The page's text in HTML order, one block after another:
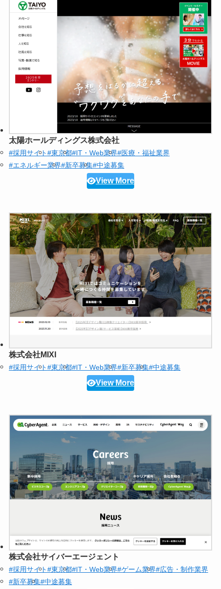
太陽ホールディングス株式会社
#採用サイト#東京都#IT・Web業界#医療・福祉業界
#エネルギー業界#新卒募集#中途募集
View More
株式会社MIXI
#採用サイト#東京都#IT・Web業界#新卒募集#中途募集
View More
株式会社サイバーエージェント
#採用サイト#東京都#IT・Web業界#ゲーム業界#広告・制作業界
#新卒募集#中途募集